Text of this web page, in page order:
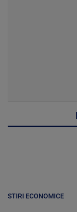
STIRI ECONOMICE